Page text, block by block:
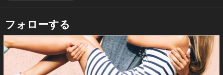
フォローする